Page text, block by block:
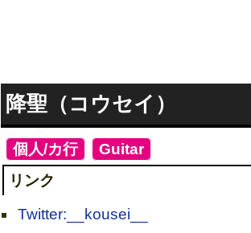
降聖（コウセイ）
個人/カ行] Guitar]
リンク
Twitter:__kousei__